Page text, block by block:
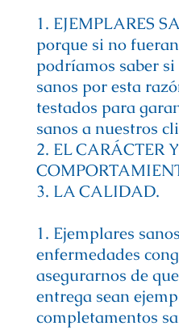
1. EJEMPLARES
porque si no
podríamos saber
sanos por esta
testados para
sanos a nuestros
2. EL CARÁCTER
3. LA CALIDAD.
1. Ejemplares
enfermedades
asegurarnos de
entrega sean
completamentos